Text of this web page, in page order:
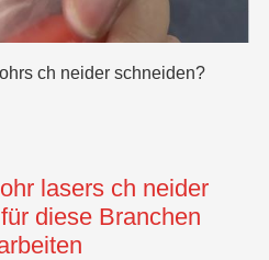
ch neider schneiden?
lasers ch neider
diese Branchen